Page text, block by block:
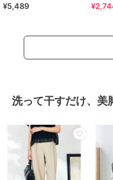
シャブル】
¥5,489
洗って干すだけ、美